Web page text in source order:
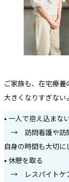
ご家族も、在宅療
大きくなりすぎない
• 一人で抱え込まな
→ 訪問看護や訪問
自身の時間も大切に
• 休憩を取る
→ レスパイトケア